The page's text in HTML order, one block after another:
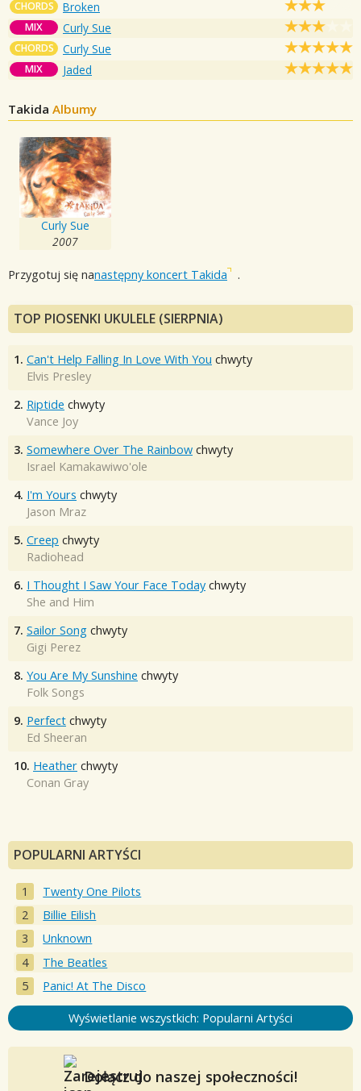
CHORDS Broken
MIX Curly Sue
CHORDS Curly Sue
MIX Jaded
Takida Albumy
Curly Sue
2007
Przygotuj się nanastępny koncert Takida .
TOP PIOSENKI UKULELE (SIERPNIA)
1. Can't Help Falling In Love With You chwyty
Elvis Presley
2. Riptide chwyty
Vance Joy
3. Somewhere Over The Rainbow chwyty
Israel Kamakawiwo'ole
4. I'm Yours chwyty
Jason Mraz
5. Creep chwyty
Radiohead
6. I Thought I Saw Your Face Today chwyty
She and Him
7. Sailor Song chwyty
Gigi Perez
8. You Are My Sunshine chwyty
Folk Songs
9. Perfect chwyty
Ed Sheeran
10. Heather chwyty
Conan Gray
POPULARNI ARTYŚCI
Twenty One Pilots
Billie Eilish
Unknown
The Beatles
Panic! At The Disco
Wyświetlanie wszystkich: Popularni Artyści
Dołącz do naszej społeczności!